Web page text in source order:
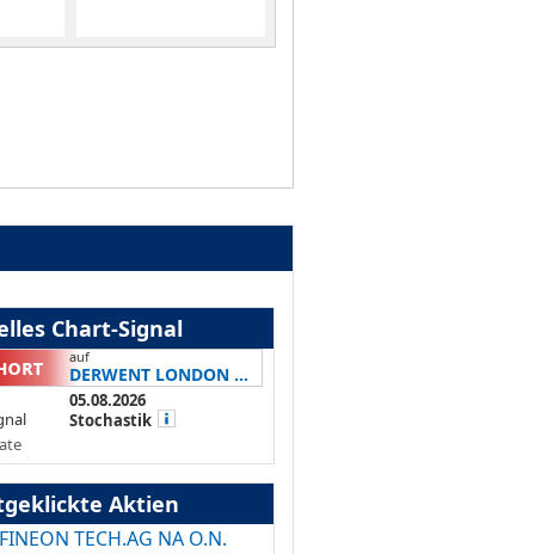
Chart-Signal
auf
DERWENT LONDON ...
05.08.2026
Stochastik
Aktien
TECH.AG NA O.N.